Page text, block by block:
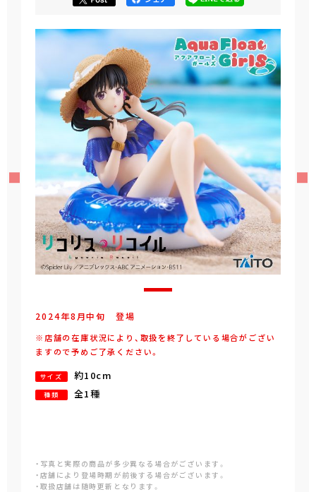
2024年8 月中旬 登場
※店舗の在庫状況により、取扱を終了している場合がござい
ますので予めご了承ください。
サイズ 約10cm
種類 全1種
・写真と実際の商品が多少異なる場合がございます。
・店舗により登場時期が前後する場合がございます。
・取扱店舗は随時更新となります。